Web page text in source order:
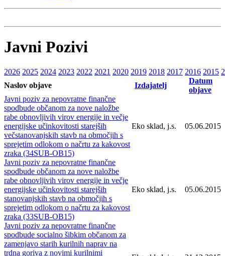
Javni Pozivi
2026 2025 2024 2023 2022 2021 2020 2019 2018 2017 2016 2015
Naslov objave
Izdajatelj
Datum
objave
Javni poziv za nepovratne finančne
spodbude občanom za nove naložbe
rabe obnovljivih virov energije in večje
energijske učinkovitosti starejših
večstanovanjskih stavb na območjih s
sprejetim odlokom o načrtu za kakovost
zraka (34SUB-OB15)
Eko sklad, j.s. 05.06.2015
Javni poziv za nepovratne finančne
spodbude občanom za nove naložbe
rabe obnovljivih virov energije in večje
energijske učinkovitosti starejših
stanovanjskih stavb na območjih s
sprejetim odlokom o načrtu za kakovost
zraka (33SUB-OB15)
Eko sklad, j.s. 05.06.2015
Javni poziv za nepovratne finančne
spodbude socialno šibkim občanom za
zamenjavo starih kurilnih naprav na
trdna goriva z novimi kurilnimi